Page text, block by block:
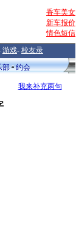
香车美女
新车报价
情色短信
游戏- 校友录
部
约会
我来补充两句